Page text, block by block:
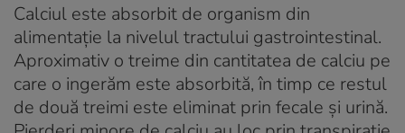
Calciul este absorbit de organism din
alimentație la nivelul tractului gastrointestinal.
Aproximativ o treime din cantitatea de calciu pe
care o ingerăm este absorbită, în timp ce restul
de două treimi este eliminat prin fecale și urină.